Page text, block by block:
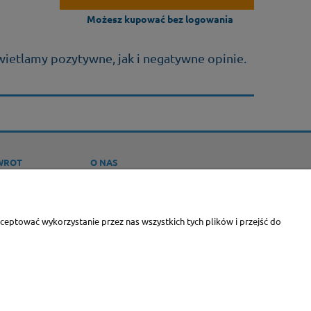
Możesz kupować bez logowania
pozytywne, jak i negatywne opinie.
O NAS
O FIRMIE
wykorzystanie przez nas wszystkich tych plików i przejść do